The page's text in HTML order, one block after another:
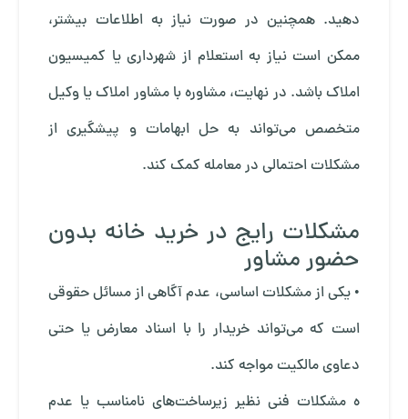
دهید. همچنین در صورت نیاز به اطلاعات بیشتر،
ممکن است نیاز به استعلام از شهرداری یا کمیسیون
املاک باشد. در نهایت، مشاوره با مشاور املاک یا وکیل
متخصص می‌تواند به حل ابهامات و پیشگیری از
مشکلات احتمالی در معامله کمک کند.
مشکلات رایج در خرید خانه بدون
حضور مشاور
• یکی از مشکلات اساسی، عدم آگاهی از مسائل حقوقی
است که می‌تواند خریدار را با اسناد معارض یا حتی
دعاوی مالکیت مواجه کند.
ه مشکلات فنی نظیر زیرساخت‌های نامناسب یا عدم